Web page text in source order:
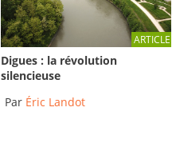
ARTICLE
Digues : la révolution
silencieuse
Par Éric Landot